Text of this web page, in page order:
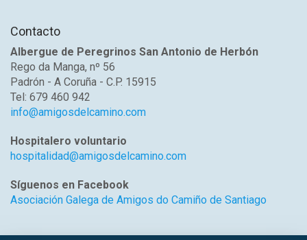
Contacto
Albergue de Peregrinos San Antonio de Herbón
Rego da Manga, nº 56
Padrón - A Coruña - C.P. 15915
Tel: 679 460 942
info@amigosdelcamino.com
Hospitalero voluntario
hospitalidad@amigosdelcamino.com
Síguenos en Facebook
Asociación Galega de Amigos do Camiño de Santiago